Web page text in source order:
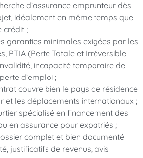
d’assurance emprunteur dès
idéalement en même temps que
crédit ;
garanties minimales exigées par les
PTIA (Perte Totale et Irréversible
incapacité temporaire de
d’emploi ;
couvre bien le pays de résidence
et les déplacements internationaux ;
spécialisé en financement des
en assurance pour expatriés ;
complet et bien documenté
justificatifs de revenus, avis